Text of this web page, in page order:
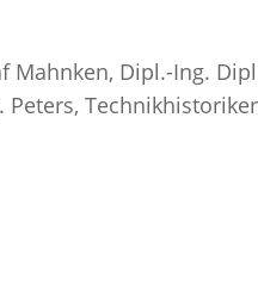
Mahnken, Dipl.-Ing.
Peters,